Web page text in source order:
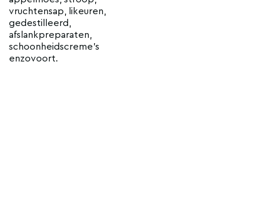
vruchtensap, likeuren,
gedestilleerd,
afslankpreparaten,
schoonheidscreme’s
enzovoort.